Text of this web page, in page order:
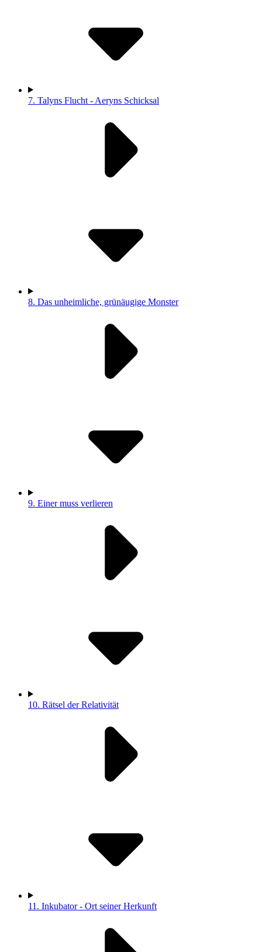
7. Talyns Flucht - Aeryns Schicksal
8. Das unheimliche, grünäugige Monster
9. Einer muss verlieren
10. Rätsel der Relativität
11. Inkubator - Ort seiner Herkunft